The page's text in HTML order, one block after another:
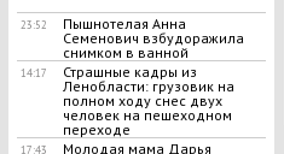
23:52
Пышнотелая Анна
Семенович взбудоражила
снимком в ванной
14:17
Страшные кадры из
Ленобласти: грузовик на
полном ходу снес двух
человек на пешеходном
переходе
17:43
Молодая мама Дарья